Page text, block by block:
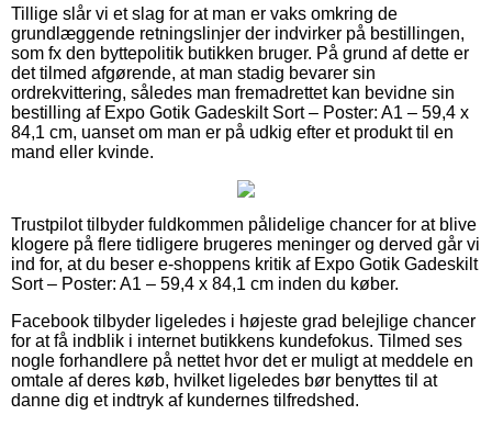
Tillige slår vi et slag for at man er vaks omkring de
grundlæggende retningslinjer der indvirker på bestillingen,
som fx den byttepolitik butikken bruger. På grund af dette er
det tilmed afgørende, at man stadig bevarer sin
ordrekvittering, således man fremadrettet kan bevidne sin
bestilling af Expo Gotik Gadeskilt Sort – Poster: A1 – 59,4 x
84,1 cm, uanset om man er på udkig efter et produkt til en
mand eller kvinde.
Trustpilot tilbyder fuldkommen pålidelige chancer for at blive
klogere på flere tidligere brugeres meninger og derved går vi
ind for, at du beser e-shoppens kritik af Expo Gotik Gadeskilt
Sort – Poster: A1 – 59,4 x 84,1 cm inden du køber.
Facebook tilbyder ligeledes i højeste grad belejlige chancer
for at få indblik i internet butikkens kundefokus. Tilmed ses
nogle forhandlere på nettet hvor det er muligt at meddele en
omtale af deres køb, hvilket ligeledes bør benyttes til at
danne dig et indtryk af kundernes tilfredshed.